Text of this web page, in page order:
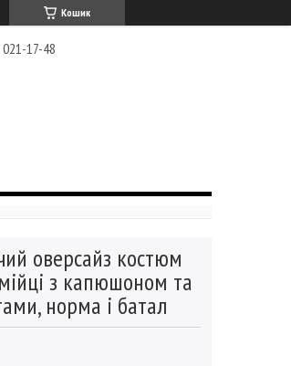
Кошик
17-48
оверсайз костюм
з капюшоном та
норма і батал